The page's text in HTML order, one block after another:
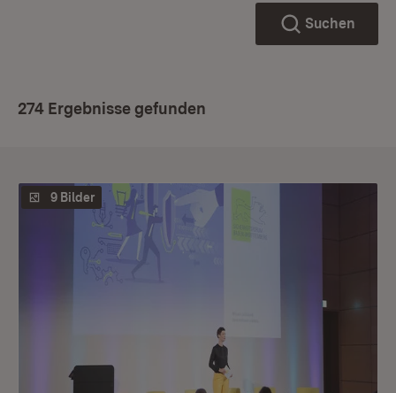
Suchen
274 Ergebnisse gefunden
9 Bilder